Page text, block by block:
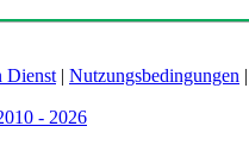
Dienst | Nutzungsbedingungen |
- 2026